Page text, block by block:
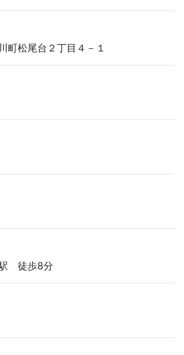
町松尾台２丁目４－１
徒歩8分